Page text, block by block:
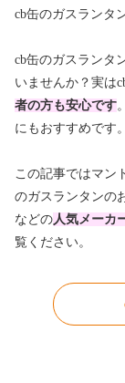
cb缶のガスランタ
cb缶のガスランタ
いませんか？実は
者の方も安心です
にもおすすめです。
この記事ではマン
のガスランタンの
などの人気メーカ
覧ください。